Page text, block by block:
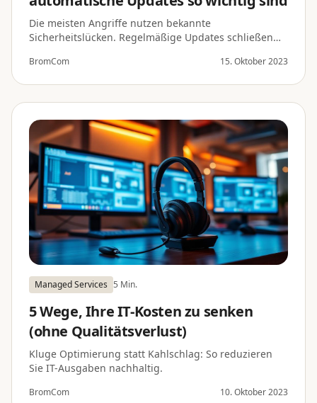
Die meisten Angriffe nutzen bekannte
Sicherheitslücken. Regelmäßige Updates schließen
BromCom 15. Oktober 2023
Managed Services 5 Min.
5 Wege, Ihre IT-Kosten zu senken
(ohne Qualitätsverlust)
Kluge Optimierung statt Kahlschlag: So reduzieren
Sie IT-Ausgaben nachhaltig.
BromCom 10. Oktober 2023